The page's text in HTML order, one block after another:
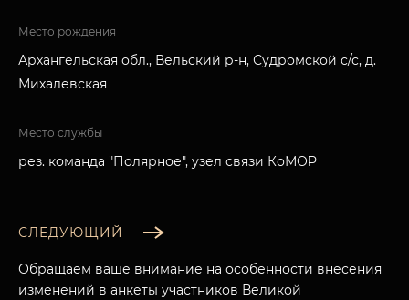
Место рождения
Архангельская обл., Вельский р-н, Судромской с/с, д.
Михалевская
Место службы
рез. команда "Полярное", узел связи КоМОР
СЛЕДУЮЩИЙ
Обращаем ваше внимание на особенности внесения
изменений в анкеты участников Великой